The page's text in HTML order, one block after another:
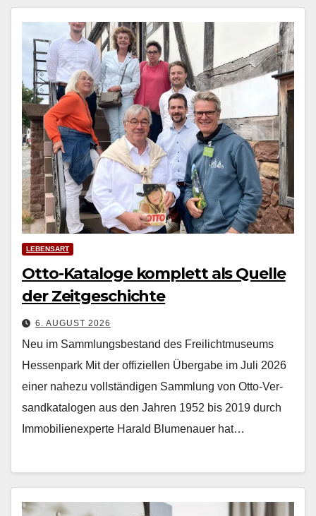
LEBENSART
Otto-Kataloge komplett als Quelle
der Zeitgeschichte
6. AUGUST 2026
Neu im Sammlungsbestand des Freilichtmuseums
Hessenpark Mit der offiziellen Über­gabe im Juli 2026
ein­er nahezu voll­ständi­gen Samm­lung von Otto-Ver­
sand­kat­a­lo­gen aus den Jahren 1952 bis 2019 durch
Immo­bilienex­perte Har­ald Blu­me­nauer hat…